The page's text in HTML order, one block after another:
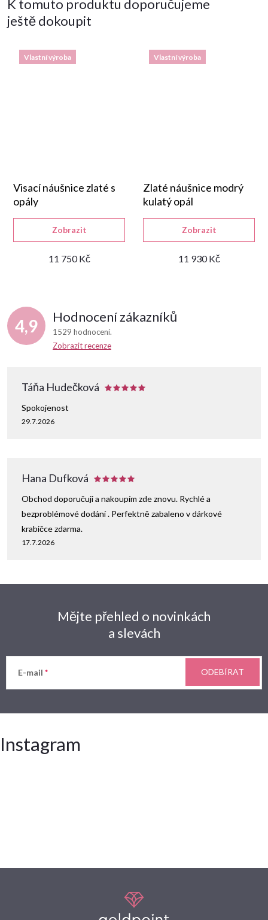
K tomuto produktu doporučujeme
ještě dokoupit
Vlastní výroba
Visací náušnice zlaté s
opály
11 750 Kč
Zobrazit
Vlastní výroba
Zlaté náušnice modrý
kulatý opál
11 930 Kč
Zobrazit
4,9 Hodnocení zákazníků
1529 hodnocení
Zobrazit recenze
Táňa Hudečková
29.7.2026
Spokojenost
Hana Dufková
17.7.2026
Obchod doporučuji a nakoupím zde znovu. Rychlé a
bezproblémové dodání . Perfektně zabaleno v dárkové
krabičce zdarma.
Mějte přehled o novinkách
a slevách
E-mail ODEBÍRAT
Instagram